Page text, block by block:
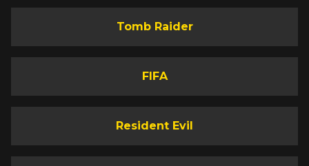
Tomb Raider
FIFA
Resident Evil